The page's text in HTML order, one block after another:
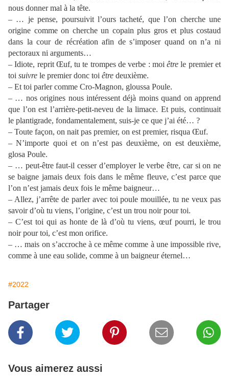
nous donner mal à la tête.
– … je pense, poursuivit l’ours tacheté, que l’on cherche une
origine comme on cherche un copain plus gros et plus costaud
dans la cour de récréation afin de s’imposer quand on n’a ni
pectoraux ni arguments…
– Idiote, reprit Œuf, tu te trompes de verbe : moiêtre le premier et
toi suivre le premier donc toi être deuxième.
– Et toi parler comme Cro-Magnon, gloussa Poule.
– … nos origines nous intéressent déjà moins quand on apprend
que l’on est l’arrière-petit-neveu de la limace. Et puis, continuait
le plantigrade, fondamentalement, suis-je ce que j’ai été… ?
– Toute façon, on nait pas premier, on est premier, risqua Œuf.
– N’importe quoi et on n’est pas deuxième, on est deuxième,
glosa Poule.
– … peut-être faut-il cesser d’employer le verbe être, car si on ne
se baigne jamais deux fois dans le même fleuve, c’est parce que
l’on n’est jamais deux fois le même baigneur…
– Allez, j’arrête de parler avec toi poule mouillée, tu ne veux pas
savoir d’où tu viens, l’origine, c’est un trou noir pour toi.
– C’est toi qui as honte de là d’où tu viens, œuf pourri, le trou
noir pour toi, c’est mon orifice.
– … mais on s’accroche à ce même comme à une impossible rive,
comme à une eau solide, comme à un baigneur éternel…
#2022
Partager
Vous aimerez aussi